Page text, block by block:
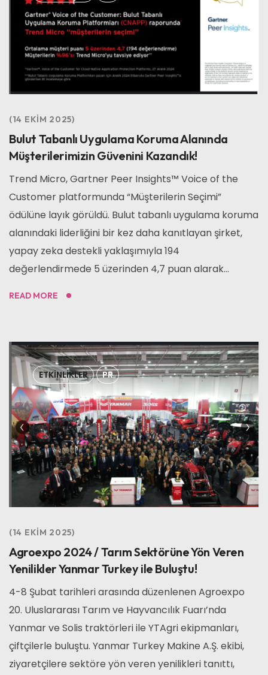
14 EKIM 2025
Bulut Tabanlı Uygulama Koruma Alanında
Müşterilerimizin Güvenini Kazandık!
Trend Micro, Gartner Peer Insights™ Voice of the
Customer platformunda “Müşterilerin Seçimi”
ödülüne layık görüldü. Bulut tabanlı uygulama koruma
alanındaki liderliğini bir kez daha kanıtlayan şirket,
yapay zeka destekli yaklaşımıyla 194
değerlendirmede 5 üzerinden 4,7 puan alarak...
READ MORE
ETKINLIKLER PR
14 EKIM 2025
Agroexpo 2024 / Tarım Sektörüne Yön Veren
Yenilikler Yanmar Turkey ile Buluştu!
4-8 Şubat tarihleri arasında düzenlenen Agroexpo
20. Uluslararası Tarım ve Hayvancılık Fuarı’nda
Yanmar ve Solis traktörleri ile YTAgri ekipmanları,
çiftçilerle buluştu. Yanmar Turkey Makine A.Ş. ekibi,
ziyaretçilere sektöre yön veren yenilikleri tanıttı,